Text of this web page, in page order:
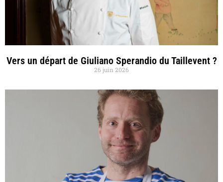
Vers un départ de Giuliano Sperandio du Taillevent ?
26 juin 2026